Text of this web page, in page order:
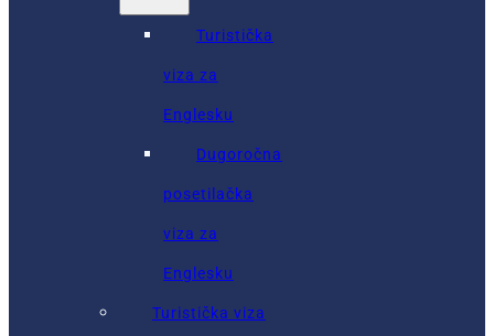
Turistička
viza za
Englesku
Dugoročna
posetilačka
viza za
Englesku
Turistička viza